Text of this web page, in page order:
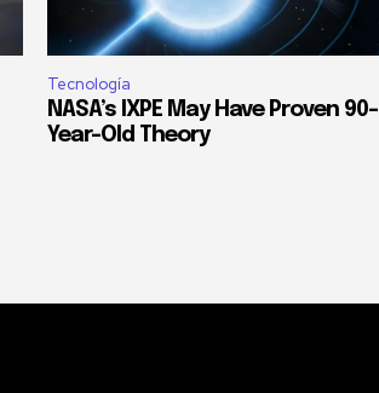
Tecnología
NASA’s IXPE May Have Proven 90-
Year-Old Theory